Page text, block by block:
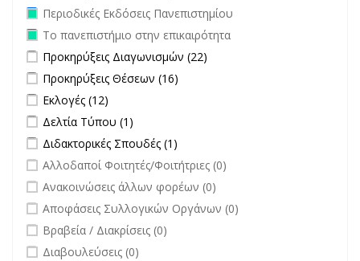
Remove Περιοδικές Εκδόσεις Πανεπιστημίου filter
Περιοδικές Εκδόσεις Πανεπιστημίου
Remove Το πανεπιστήμιο στην επικαιρότητα filter
Το πανεπιστήμιο στην επικαιρότητα
Apply Προκηρύξεις Διαγωνισμών filter
Προκηρύξεις Διαγωνισμών (22)
Apply Προκηρύξεις Θέσεων filter
Προκηρύξεις Θέσεων (16)
Apply Εκλογές filter
Εκλογές (12)
Apply Δελτία Τύπου filter
Δελτία Τύπου (1)
Apply Διδακτορικές Σπουδές filter
Διδακτορικές Σπουδές (1)
undefined
Αλλοδαποί Φοιτητές/Φοιτήτριες (0)
undefined
Ανακοινώσεις άλλων φορέων (0)
undefined
Αποφάσεις Συλλογικών Οργάνων (0)
undefined
Βραβεία / Διακρίσεις (0)
undefined
Διαβουλεύσεις (0)